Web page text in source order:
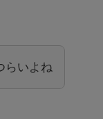
らいよね